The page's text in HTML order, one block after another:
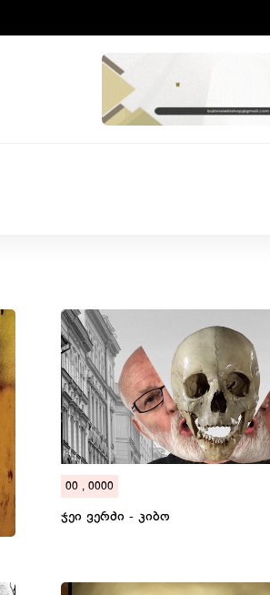
00 , 0000
ჯეი ვერძი - კიბო